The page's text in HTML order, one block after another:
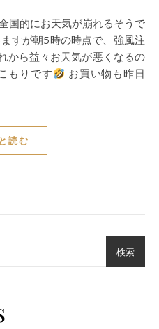
国的にお天気が崩れるそうで
すが朝5時の時点で、強風注
から益々お天気が悪くなるの
もりです
お買い物も昨日
読む
検索